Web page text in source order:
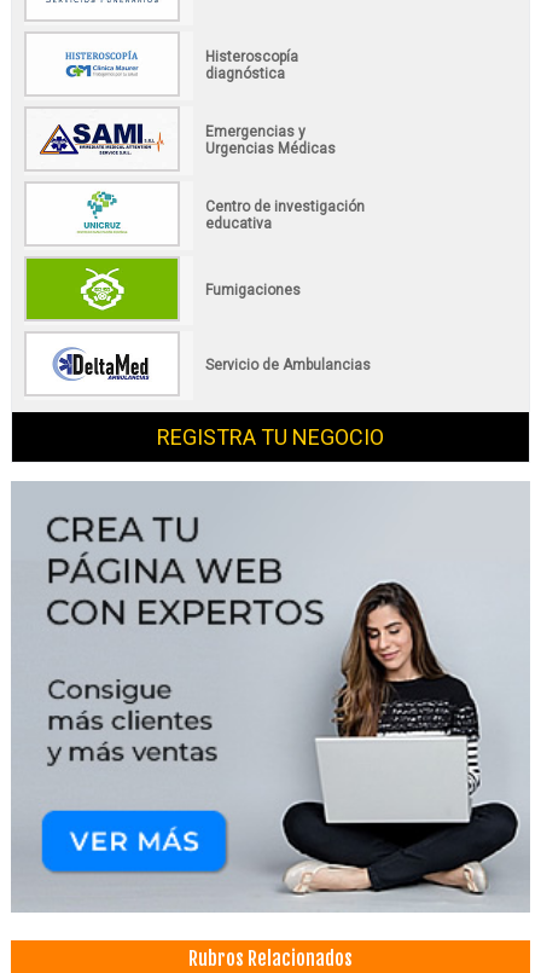
Histeroscopía
diagnóstica
Emergencias y
Urgencias Médicas
Centro de investigación
educativa
Fumigaciones
Servicio de Ambulancias
REGISTRA TU NEGOCIO
Rubros Relacionados